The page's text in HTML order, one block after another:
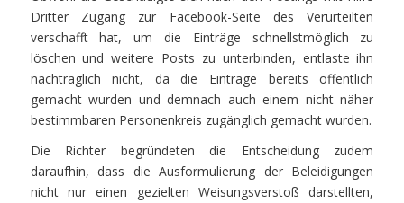
Dritter Zugang zur Facebook-Seite des Verurteilten
verschafft hat, um die Einträge schnellstmöglich zu
löschen und weitere Posts zu unterbinden, entlaste ihn
nachträglich nicht, da die Einträge bereits öffentlich
gemacht wurden und demnach auch einem nicht näher
bestimmbaren Personenkreis zugänglich gemacht wurden.
Die Richter begründeten die Entscheidung zudem
daraufhin, dass die Ausformulierung der Beleidigungen
nicht nur einen gezielten Weisungsverstoß darstellten,